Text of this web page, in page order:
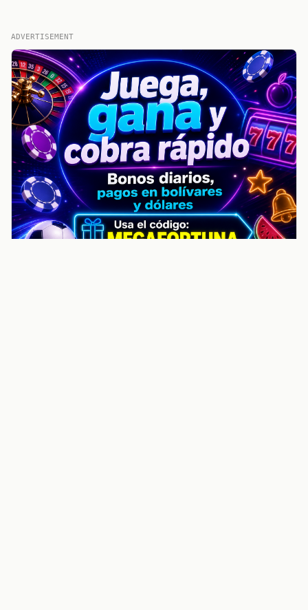
ADVERTISEMENT